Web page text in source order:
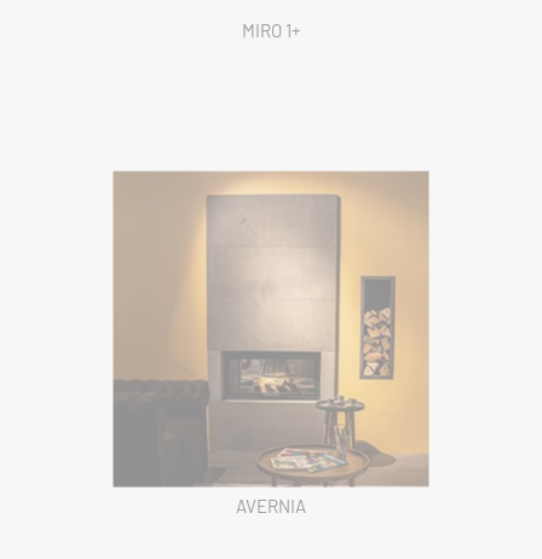
MIRO 1+
AVERNIA